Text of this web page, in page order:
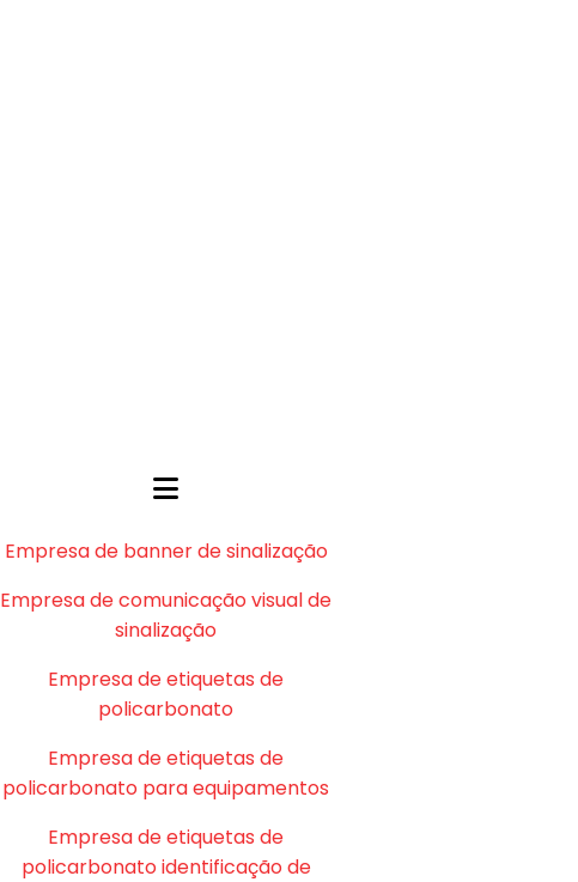
Empresa de banner de sinalização
Empresa de comunicação visual de
sinalização
Empresa de etiquetas de
policarbonato
Empresa de etiquetas de
policarbonato para equipamentos
Empresa de etiquetas de
policarbonato identificação de